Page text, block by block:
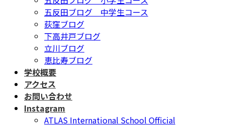
五反田ブログ 中学生コース
荻窪ブログ
下高井戸ブログ
立川ブログ
恵比寿ブログ
学校概要
アクセス
お問い合わせ
Instagram
ATLAS International School Official